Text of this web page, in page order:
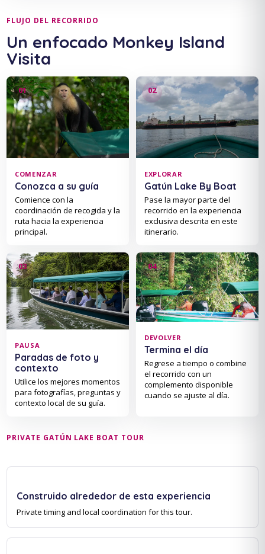
FLUJO DEL RECORRIDO
Un enfocado Monkey Island
Visita
COMENZAR
Conozca a su guía
Comience con la
coordinación de recogida y la
ruta hacia la experiencia
principal.
EXPLORAR
Gatún Lake By Boat
Pase la mayor parte del
recorrido en la experiencia
exclusiva descrita en este
itinerario.
PAUSA
Paradas de foto y
contexto
Utilice los mejores momentos
para fotografías, preguntas y
contexto local de su guía.
DEVOLVER
Termina el día
Regrese a tiempo o combine
el recorrido con un
complemento disponible
cuando se ajuste al día.
PRIVATE GATÚN LAKE BOAT TOUR
Construido alrededor de esta experiencia
Private timing and local coordination for this tour.